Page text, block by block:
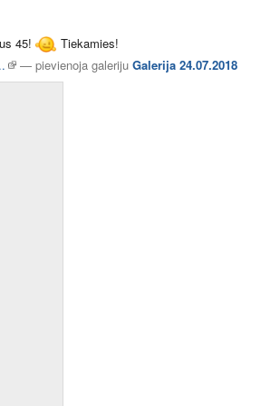
45!
Tiekamies!
— pievienoja galeriju Galerija 24.07.2018